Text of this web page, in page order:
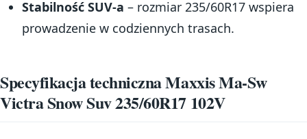
Stabilność SUV-a – rozmiar 235/60R17 wspiera
prowadzenie w codziennych trasach.
Specyfikacja techniczna Maxxis Ma-Sw
Victra Snow Suv 235/60R17 102V